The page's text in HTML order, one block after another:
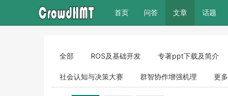
首页(current)
问答 文章 话题
全部 ROS及基础开发 专著ppt下载及简介
社会认知与决策大赛 群智协作增强机理 更多